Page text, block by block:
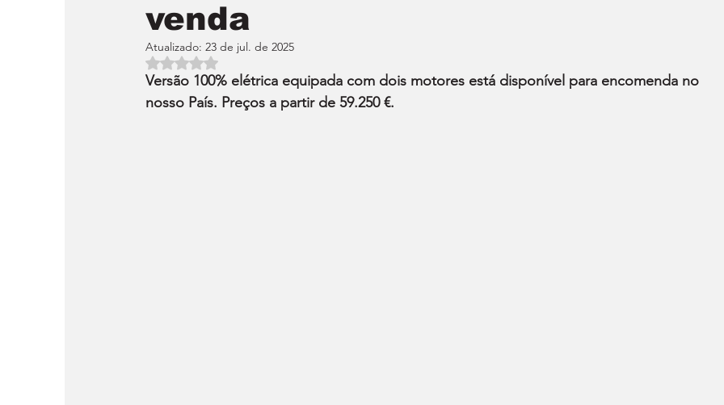
venda
Atualizado: 23 de jul. de 2025
Avaliado com NaN de 5 estrelas.
Versão 100% elétrica equipada com dois motores está disponível para encomenda no
nosso País. Preços a partir de 59.250 €.